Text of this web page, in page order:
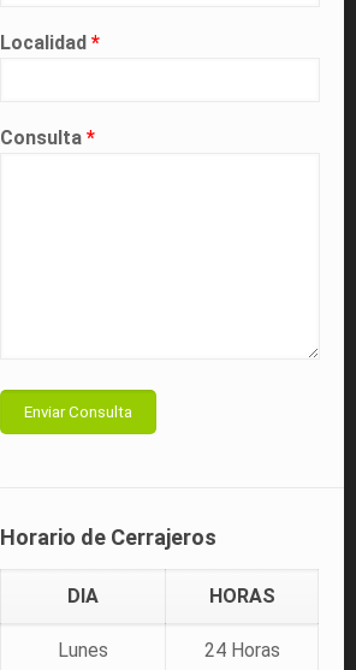
Localidad*
Consulta*
Horario de Cerrajeros
DIA HORAS
Lunes 24 Horas